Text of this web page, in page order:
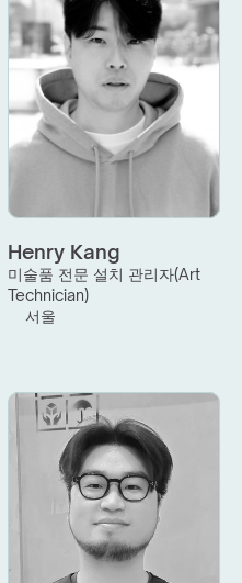
Henry Kang
미술품 전문 설치 관리자(Art
Technician)
서울